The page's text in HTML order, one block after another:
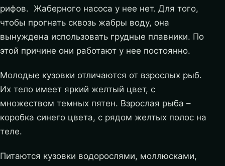
рифов. Жаберного насоса у нее нет. Для того,
чтобы прогнать сквозь жабры воду, она
вынуждена использовать грудные плавники. По
этой причине они работают у нее постоянно.
Молодые кузовки отличаются от взрослых рыб.
Их тело имеет яркий желтый цвет, с
множеством темных пятен. Взрослая рыба –
коробка синего цвета, с рядом желтых полос на
теле.
Питаются кузовки водорослями, моллюсками,